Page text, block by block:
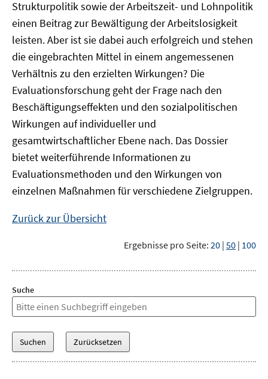
Strukturpolitik sowie der Arbeitszeit- und Lohnpolitik
einen Beitrag zur Bewältigung der Arbeitslosigkeit
leisten. Aber ist sie dabei auch erfolgreich und stehen
die eingebrachten Mittel in einem angemessenen
Verhältnis zu den erzielten Wirkungen? Die
Evaluationsforschung geht der Frage nach den
Beschäftigungseffekten und den sozialpolitischen
Wirkungen auf individueller und
gesamtwirtschaftlicher Ebene nach. Das Dossier
bietet weiterführende Informationen zu
Evaluationsmethoden und den Wirkungen von
einzelnen Maßnahmen für verschiedene Zielgruppen.
Zurück zur Übersicht
Ergebnisse pro Seite: 20 | 50 | 100
Suche